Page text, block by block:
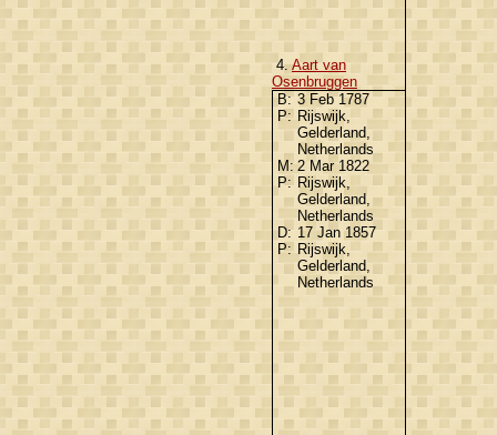
4.Aart van
Osenbruggen
B: 3 Feb 1787
P: Rijswijk,
Gelderland,
Netherlands
M: 2 Mar 1822
P: Rijswijk,
Gelderland,
Netherlands
D: 17 Jan 1857
P: Rijswijk,
Gelderland,
Netherlands